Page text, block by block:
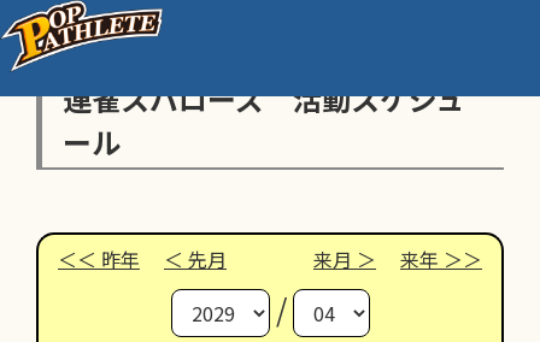
連雀スパローズ 活動スケジュ
ール
昨年 先月 来月 来年
/